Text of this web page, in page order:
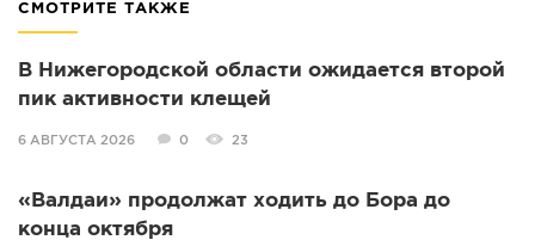
СМОТРИТЕ ТАКЖЕ
В Нижегородской области ожидается второй
пик активности клещей
6 АВГУСТА 2026 0 23
«Валдаи» продолжат ходить до Бора до
конца октября